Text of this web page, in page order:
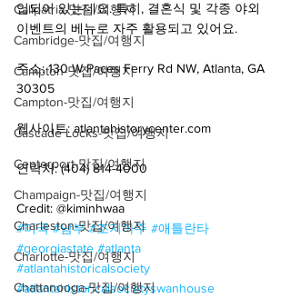
Calipatria-맛집/여행지
Cambridge-맛집/여행지
Campton-맛집/여행지
Campton-맛집/여행지
Cascade Locks-맛집/여행지
Centerport-맛집/여행지
Champaign-맛집/여행지
Charleston-맛집/여행지
Charlotte-맛집/여행지
Chattanooga-맛집/여행지
입되어 있는데요. 특히, 결혼식 및 각종 야외
이벤트의 베뉴로 자주 활용되고 있어요.
주소: 130 W Paces Ferry Rd NW, Atlanta, GA
30305
웹사이트: atlantahistorycenter.com
연락처: (404) 814-4000
Credit: @kiminhwaa
#미국 #남부 #조지아주 #애틀란타
#georgiastate #atlanta
#atlantahistoricalsociety
#atlantahistoricalsocietyswanhouse